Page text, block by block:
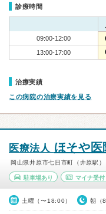
診療時間
09:00-12:00
13:00-17:00
治療実績
この病院の治療実績を見る
医療法人 ほそや医
岡山県井原市七日市町（井原駅）
駐車場あり マイナ受付
土曜（〜18:00） 朝（